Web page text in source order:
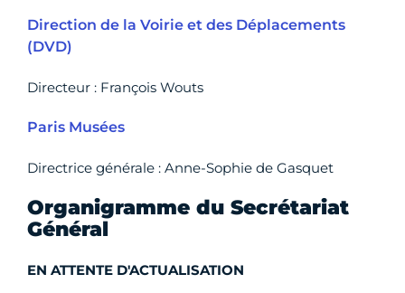
Direction de la Voirie et des Déplacements
(DVD)
Directeur : François Wouts
Paris Musées
Directrice générale : Anne-Sophie de Gasquet
Organigramme du Secrétariat
Général
EN ATTENTE D'ACTUALISATION